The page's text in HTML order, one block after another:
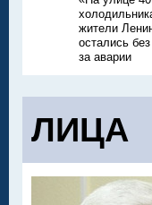
жители
остались
за аварии
ЛИЦА